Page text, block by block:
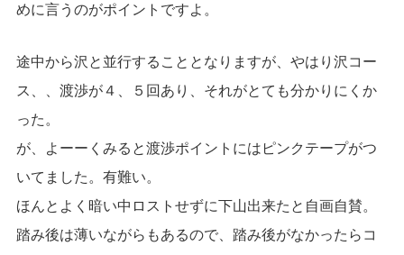
めに言うのがポイントですよ。
途中から沢と並行することとなりますが、やはり沢コー
ス、、渡渉が４、５回あり、それがとても分かりにくか
った。
が、よーーくみると渡渉ポイントにはピンクテープがつ
いてました。有難い。
ほんとよく暗い中ロストせずに下山出来たと自画自賛。
踏み後は薄いながらもあるので、踏み後がなかったらコ